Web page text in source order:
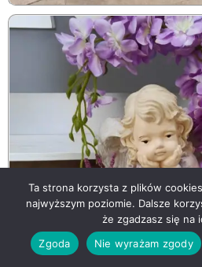
Ta strona korzysta z plików
najwyższym poziomie. Dalsze
że zgadzasz się na
Zgoda
Nie wyrażam zgody